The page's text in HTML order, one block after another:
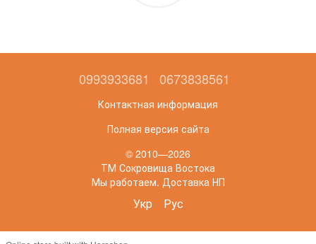
0993933681 0673838561
Контактная информация
Полная версия сайта
© 2010—2026
ТМ Сокровища Востока
Мы работаем. Доставка НП
Укр Рус